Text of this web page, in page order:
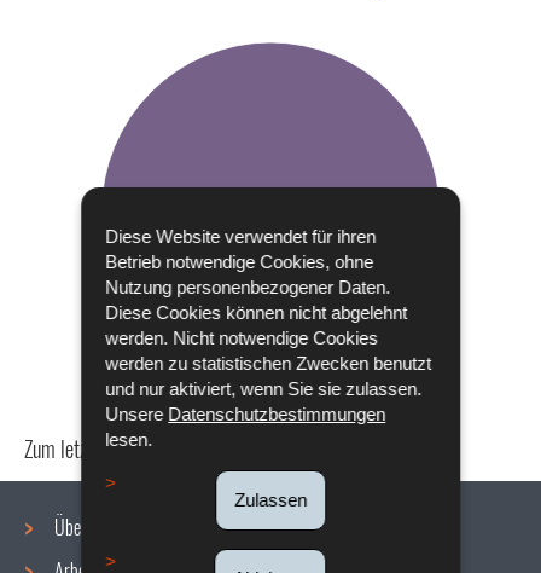
Diese Website verwendet für ihren
Betrieb notwendige Cookies, ohne
Nutzung personenbezogener Daten.
Diese Cookies können nicht abgelehnt
werden. Nicht notwendige Cookies
werden zu statistischen Zwecken benutzt
und nur aktiviert, wenn Sie sie zulassen.
Unsere Datenschutzbestimmungen
lesen.
Zulassen
Zum letzten Mal aktualisiert am
Über uns